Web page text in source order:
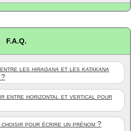
F.A.Q.
les hiragana et les katakana
entre horizontal et vertical pour
pour écrire un prénom ?